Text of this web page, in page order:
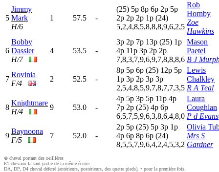
5
Jimmy
Mark
H/6
1 57.5 -
(25) 5p 8p 6p 2p 5p
2p 2p 2p 1p (24)
5,2,4,8,5,8,8,8,9,6,2,5
Rob
Hornby
Zoe
Hawkins
6
Bobby
Dassler
H/7
4 53.5 -
3p 2p 7p 13p (25) 1p
4p 11p 3p 2p 2p
7,8,3,7,9,6,9,7,8,8,8,6
Mason
Paetel
B J
7
Rovinia
F/4
2 52.5 -
8p 5p 6p (25) 12p 5p
1p 3p 2p 3p 3p
2,5,4,8,5,9,7,8,7,7,3,5
Lewis
Chalkley
R A Teal
8
Knightmare
H/4
9 53.0 -
4p 5p 3p 5p 11p 4p
7p 2p (25) 4p 6p
6,5,7,5,9,6,3,8,6,4,8,0
Laura
Coughlan
P d Evans
9
Baynoona
F/5
7 52.0 -
2p 5p (25) 5p 3p 1p
4p 6p 8p 6p (24)
8,5,5,7,9,6,4,2,4,5,3,2
Olivia
Mrs S
Gardner
⊗ cheval portant des oeilllères
E1 chevaux faisant partie de la même écurie
DA, DP, D4 cheval déferré (antérieurs, postérieurs, des quatre pieds), • pour la première fois.